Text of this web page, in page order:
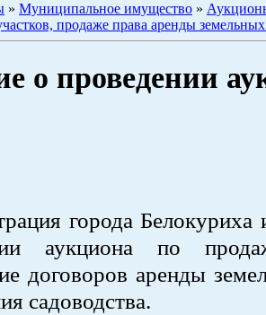
» Муниципальное имущество »
продаже права аренды земельных
о проведении
города
аукциона по
договоров аренды
садоводства.